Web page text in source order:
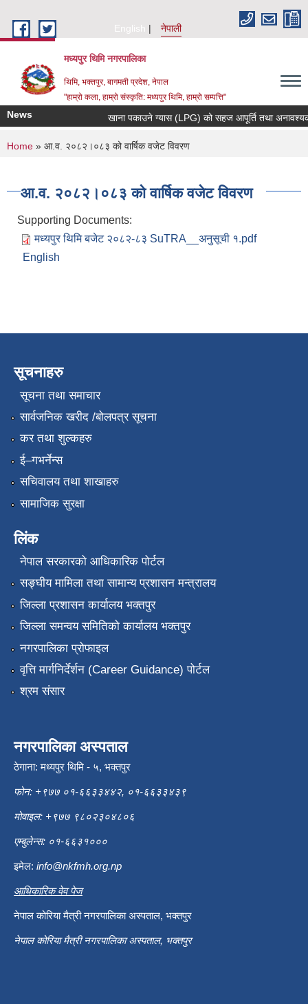
English
नेपाली
मध्यपुर थिमि नगरपालिका
थिमि, भक्तपुर, बागमती प्रदेश, नेपाल
"हाम्रो कला, हाम्रो संस्कृति: मध्यपुर थिमि, हाम्रो सम्पत्ति"
News खाना पकाउने ग्यास (LPG) को सहज आपूर्ति तथा
You are here
Home » आ.व. २०८२।०८३ को वार्षिक वजेट विवरण
आ.व. २०८२।०८३ को वार्षिक वजेट विवरण
Supporting Documents:
मध्यपुर थिमि बजेट २०८२-८३ SuTRA__अनुसूची १.pdf
English
सूचनाहरु
सूचना तथा समाचार
सार्वजनिक खरीद /बोलपत्र सूचना
कर तथा शुल्कहरु
ई–गभर्नेन्स
सचिवालय तथा शाखाहरु
सामाजिक सुरक्षा
लिंक
नेपाल सरकारको आधिकारिक पोर्टल
सङ्‍घीय मामिला तथा सामान्य प्रशासन मन्त्रालय
जिल्ला प्रशासन कार्यालय भक्तपुर
जिल्ला समन्वय समितिको कार्यालय भक्तपुर
नगरपालिका प्रोफाइल
वृत्ति मार्गनिर्देर्शन (Career Guidance) पोर्टल
श्रम संसार
नगरपालिका अस्पताल
ठेगाना: मध्यपुर थिमि - ५, भक्तपुर
फोन: +९७७ ०१-६६३३४४२, ०१-६६३३४३९
मोवाइल: +९७७ ९८०२३०४८०६
एम्बुलेन्स: ०१-६६३१०००
इमेल: info@nkfmh.org.np
आधिकारिक वेव पेज
नेपाल कोरिया मैत्री नगरपालिका अस्पताल, भक्तपुर
नेपाल कोरिया मैत्री नगरपालिका अस्पताल, भक्तपुर